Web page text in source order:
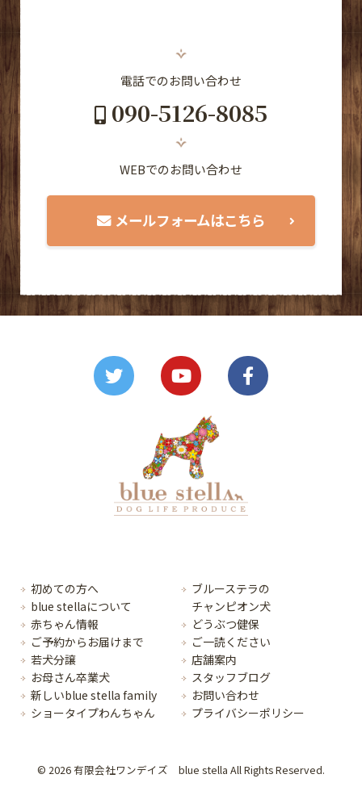
電話でのお問い合わせ
090-5126-8085
WEBでのお問い合わせ
メールフォームはこちら
初めての方へ
blue stellaについて
赤ちゃん情報
ご予約からお届けまで
若犬分譲
お母さん卒業犬
新しいblue stella family
ショータイプわんちゃん
ブルーステラの
チャンピオン犬
どうぶつ健保
ご一読ください
店舗案内
スタッフブログ
お問い合わせ
プライバシーポリシー
© 2026 有限会社ワンデイズ blue stella All Rights Reserved.